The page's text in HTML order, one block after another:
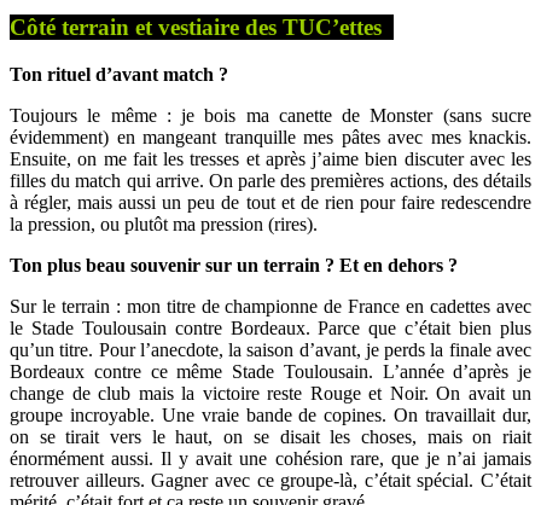
Côté terrain et vestiaire des TUC’ettes
Ton rituel d’avant match ?
Toujours le même : je bois ma canette de Monster (sans sucre
évidemment) en mangeant tranquille mes pâtes avec mes knackis.
Ensuite, on me fait les tresses et après j’aime bien discuter avec les
filles du match qui arrive. On parle des premières actions, des détails
à régler, mais aussi un peu de tout et de rien pour faire redescendre
la pression, ou plutôt ma pression (rires).
Ton plus beau souvenir sur un terrain ? Et en dehors ?
Sur le terrain : mon titre de championne de France en cadettes avec
le Stade Toulousain contre Bordeaux. Parce que c’était bien plus
qu’un titre. Pour l’anecdote, la saison d’avant, je perds la finale avec
Bordeaux contre ce même Stade Toulousain. L’année d’après je
change de club mais la victoire reste Rouge et Noir. On avait un
groupe incroyable. Une vraie bande de copines. On travaillait dur,
on se tirait vers le haut, on se disait les choses, mais on riait
énormément aussi. Il y avait une cohésion rare, que je n’ai jamais
retrouver ailleurs. Gagner avec ce groupe-là, c’était spécial. C’était